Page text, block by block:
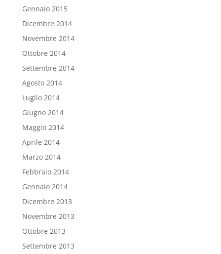
Gennaio 2015
Dicembre 2014
Novembre 2014
Ottobre 2014
Settembre 2014
Agosto 2014
Luglio 2014
Giugno 2014
Maggio 2014
Aprile 2014
Marzo 2014
Febbraio 2014
Gennaio 2014
Dicembre 2013
Novembre 2013
Ottobre 2013
Settembre 2013